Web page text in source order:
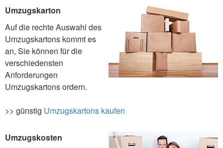
Umzugskarton
Auf die rechte Auswahl des
Umzugskartons kommt es
an, Sie können für die
verschiedensten
Anforderungen
Umzugskartons ordern.
>> günstig Umzugskartons kaufen
Umzugskosten